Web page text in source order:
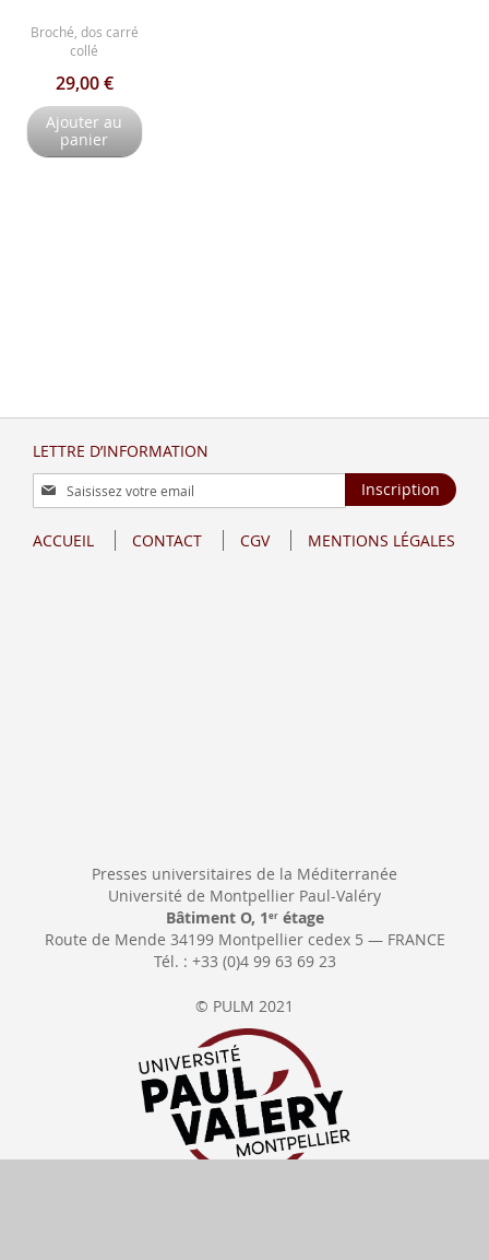
Broché, dos carré
collé
29,00 €
Ajouter au
panier
LETTRE D’INFORMATION
Inscription
à
lettre
Inscription
ACCUEIL CONTACT CGV MENTIONS LÉGALES
Presses universitaires de la Méditerranée
Université de Montpellier Paul-Valéry
Bâtiment O, 1 erétage
Route de Mende 34199 Montpellier cedex 5 — FRANCE
Tél. : +33 (0)4 99 63 69 23
© PULM 2021